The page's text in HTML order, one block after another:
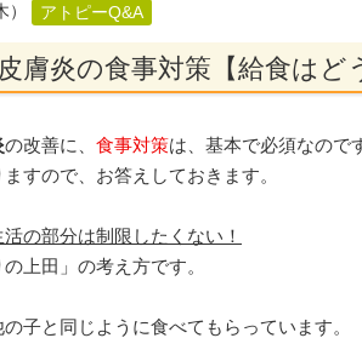
アトピーQ&A
膚炎の食事対策【給食は
の改善に、 食事対策は、基本で必須なので
すので、お答えしておきます。
の部分は制限したくない！
上田」の考え方です。
の子と同じように食べてもらっています。